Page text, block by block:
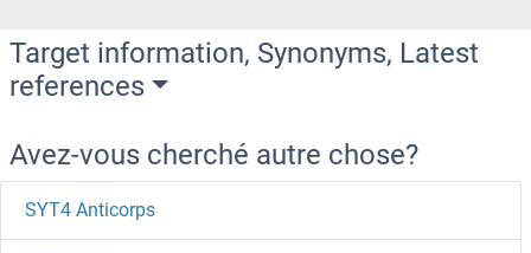
Target information, Synonyms, Latest
references
Avez-vous cherché autre chose?
SYT4 Anticorps